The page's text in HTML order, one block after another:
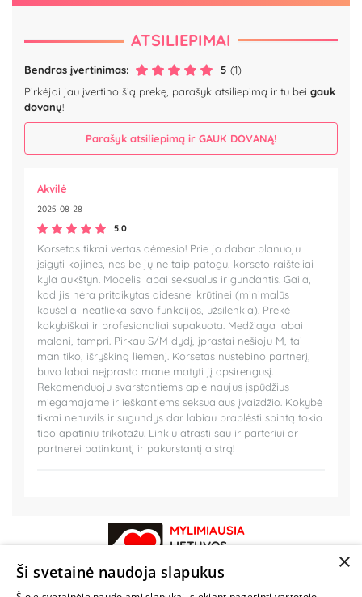
ATSILIEPIMAI
Bendras įvertinimas: 5 (1)
Pirkėjai jau įvertino šią prekę, parašyk atsiliepimą ir tu bei gauk
dovanų!
Parašyk atsiliepimą ir GAUK DOVANĄ!
Akvilė
2025-08-28
5.0
Korsetas tikrai vertas dėmesio! Prie jo dabar planuoju
įsigyti kojines, nes be jų ne taip patogu, korseto raišteliai
kyla aukštyn. Modelis labai seksualus ir gundantis. Gaila,
kad jis nėra pritaikytas didesnei krūtinei (minimalūs
kaušeliai neatlieka savo funkcijos, užsilenkia). Prekė
kokybiškai ir profesionaliai supakuota. Medžiaga labai
maloni, tampri. Pirkau S/M dydį, įprastai nešioju M, tai
man tiko, išryškiną liemenį. Korsetas nustebino partnerį,
buvo labai neįprasta mane matyti jį apsirengusį.
Rekomenduoju svarstantiems apie naujus įspūdžius
miegamajame ir ieškantiems seksualaus įvaizdžio. Kokybė
tikrai nenuvils ir sugundys dar labiau praplėsti spintą tokio
tipo apatiniu trikotažu. Linkiu atrasti sau ir parteriui ar
partnerei patinkantį ir pakurstantį aistrą!
MYLIMIAUSIA
LIETUVOS
PARDUOTUVĖ
×
Ši svetainė naudoja slapukus